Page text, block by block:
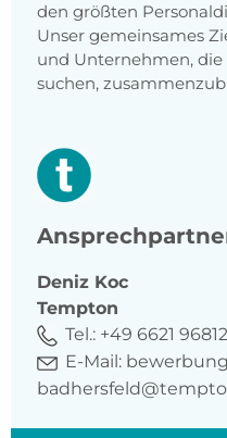
den größten
Unser gemeinsames
und Unternehmen,
suchen,
Deniz Koc
Tempton
Tel.: +49 6621
E-Mail: